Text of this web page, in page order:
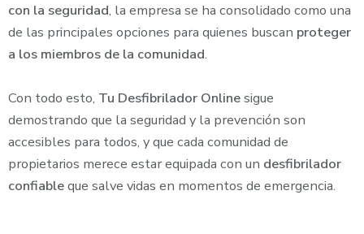
con la seguridad, la empresa se ha consolidado como una
de las principales opciones para quienes buscan proteger
a los miembros de la comunidad.
Con todo esto, Tu Desfibrilador Onlinesigue
demostrando que la seguridad y la prevención son
accesibles para todos, y que cada comunidad de
propietarios merece estar equipada con un desfibrilador
confiableque salve vidas en momentos de emergencia.